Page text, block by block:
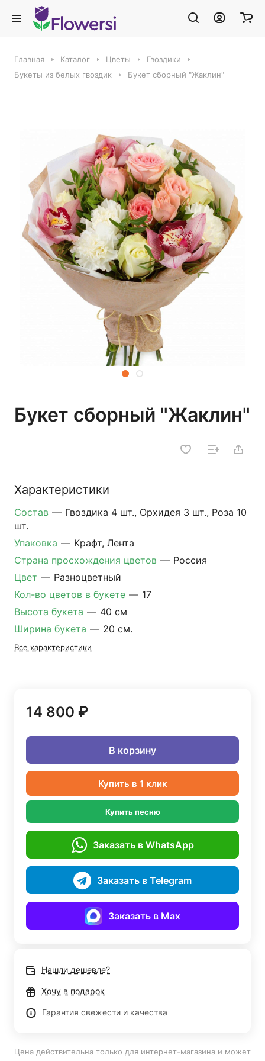
Главная Каталог Цветы
Гвоздики
Букеты из белых гвоздик
Букет сборный "Жаклин"
Букет сборный "Жаклин"
Характеристики
Состав — Гвоздика 4 шт., Орхидея 3 шт., Роза 10
шт.
Упаковка — Крафт, Лента
Страна просхождения цветов — Россия
Цвет — Разноцветный
Кол-во цветов в букете — 17
Высота букета — 40 см
Ширина букета — 20 см.
Все характеристики
14 800 ₽
В корзину
Купить в 1 клик
Купить песню
Заказать в WhatsApp
Заказать в Telegram
Заказать в Max
Нашли дешевле?
Хочу в подарок
Гарантия свежести и качества
Цена действительна только для интернет-магазина и может